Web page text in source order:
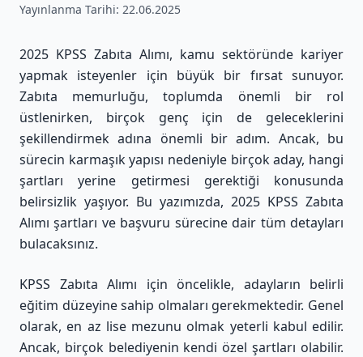
Yayınlanma Tarihi: 22.06.2025
2025 KPSS Zabıta Alımı, kamu sektöründe kariyer
yapmak isteyenler için büyük bir fırsat sunuyor.
Zabıta memurluğu, toplumda önemli bir rol
üstlenirken, birçok genç için de geleceklerini
şekillendirmek adına önemli bir adım. Ancak, bu
sürecin karmaşık yapısı nedeniyle birçok aday, hangi
şartları yerine getirmesi gerektiği konusunda
belirsizlik yaşıyor. Bu yazımızda, 2025 KPSS Zabıta
Alımı şartları ve başvuru sürecine dair tüm detayları
bulacaksınız.
KPSS Zabıta Alımı için öncelikle, adayların belirli
eğitim düzeyine sahip olmaları gerekmektedir. Genel
olarak, en az lise mezunu olmak yeterli kabul edilir.
Ancak, birçok belediyenin kendi özel şartları olabilir.